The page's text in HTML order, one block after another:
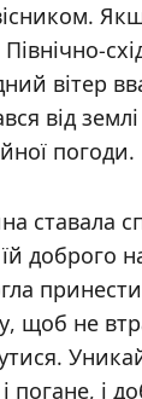
вітер
від
погоди.
ставала
доброго
щоб не
погане, і